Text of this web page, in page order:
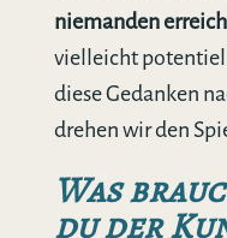
niemanden
vielleicht
diese Gedanken
drehen wir den
Was
du der